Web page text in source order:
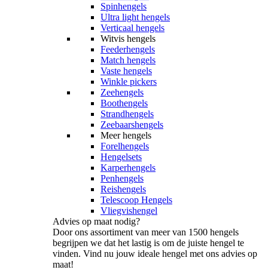
Spinhengels
Ultra light hengels
Verticaal hengels
Witvis hengels
Feederhengels
Match hengels
Vaste hengels
Winkle pickers
Zeehengels
Boothengels
Strandhengels
Zeebaarshengels
Meer hengels
Forelhengels
Hengelsets
Karperhengels
Penhengels
Reishengels
Telescoop Hengels
Vliegvishengel
Advies op maat nodig?
Door ons assortiment van meer van 1500 hengels
begrijpen we dat het lastig is om de juiste hengel te
vinden. Vind nu jouw ideale hengel met ons advies op
maat!